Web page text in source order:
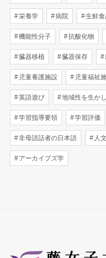
栄養学 病院 生鮮食
機能性分子 抗酸化物
臓器移植 臓器保存
児童養護施設 児童福祉
英語遊び 地域性を生か
学習指導要領 学習評価
非母語話者の日本語 人
アーカイブズ学